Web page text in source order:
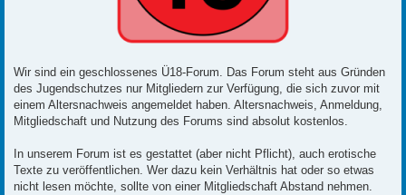
Wir sind ein geschlossenes Ü18-Forum. Das Forum steht aus Gründen
des Jugendschutzes nur Mitgliedern zur Verfügung, die sich zuvor mit
einem Altersnachweis angemeldet haben. Altersnachweis, Anmeldung,
Mitgliedschaft und Nutzung des Forums sind absolut kostenlos.
In unserem Forum ist es gestattet (aber nicht Pflicht), auch erotische
Texte zu veröffentlichen. Wer dazu kein Verhältnis hat oder so etwas
nicht lesen möchte, sollte von einer Mitgliedschaft Abstand nehmen.